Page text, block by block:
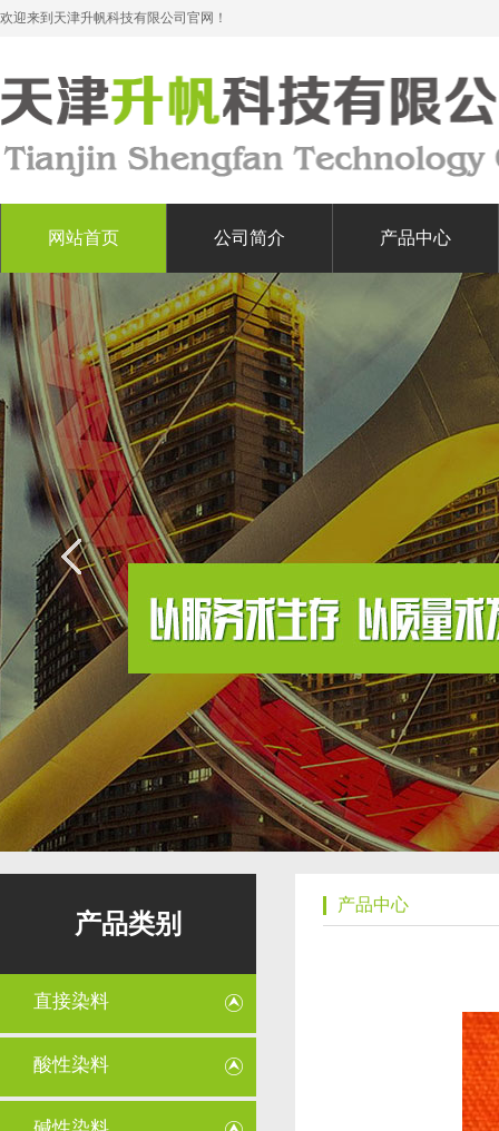
欢迎来到天津升帆科技有限公司官网！
网站首页 公司简介 产品中心
产品类别
直接染料
酸性染料
产品中心